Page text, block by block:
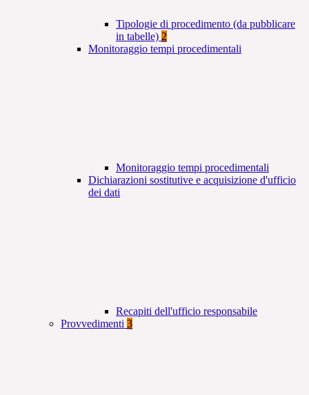
Tipologie di procedimento (da pubblicare
in tabelle) 2
Monitoraggio tempi procedimentali
Monitoraggio tempi procedimentali
Dichiarazioni sostitutive e acquisizione d'ufficio
dei dati
Recapiti dell'ufficio responsabile
Provvedimenti 3